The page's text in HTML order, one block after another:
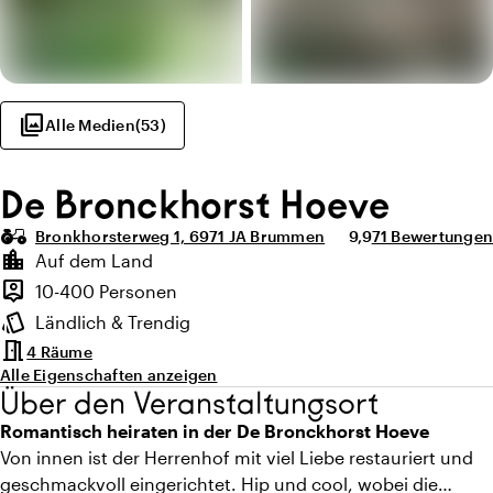
photo_libraryAlle Medien(53)
De Bronckhorst Hoeve
agriculture Bronkhorsterweg 1, 6971 JA Brummen Durchschnittliche
9,9Anzahl der
71 Bewertungen
Highlights
location_city
Lage und Umgebung
Auf dem Land
person_pin
Kapazität
10-400 Personen
style
Ambiente
Ländlich & Trendig
meeting_room4 Räume
Alle Eigenschaften anzeigen
Über den Veranstaltungsort
Romantisch heiraten in der De Bronckhorst Hoeve
Von innen ist der Herrenhof mit viel Liebe restauriert und
geschmackvoll eingerichtet. Hip und cool, wobei die